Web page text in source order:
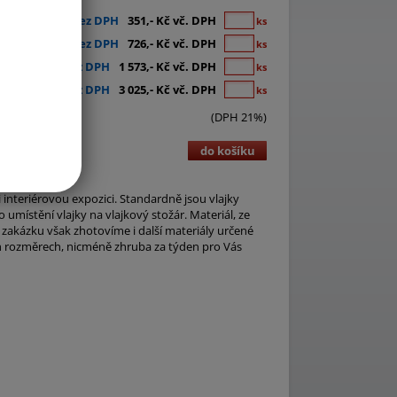
290,- Kč bez DPH 351,- Kč vč. DPH ks
600,- Kč bez DPH 726,- Kč vč. DPH ks
1 300,- Kč bez DPH 1 573,- Kč vč. DPH ks
2 500,- Kč bez DPH 3 025,- Kč vč. DPH ks
(DPH 21%)
do košíku
expozici. Standardně jsou vlajky
vlajky na vlajkový stožár. Materiál, ze
však zhotovíme i další materiály určené
nicméně zhruba za týden pro Vás